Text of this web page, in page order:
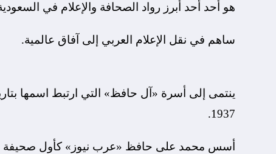
هو أحد أحد أبرز رواد الصحافة والإعلام في
ساهم في نقل الإعلام العربي إلى آفاق عالمية.
ينتمى إلى أسرة «آل حافظ» التي ارتبط اسمها
1937.
أسس محمد على حافظ «عرب نيوز» كأول صحيفة